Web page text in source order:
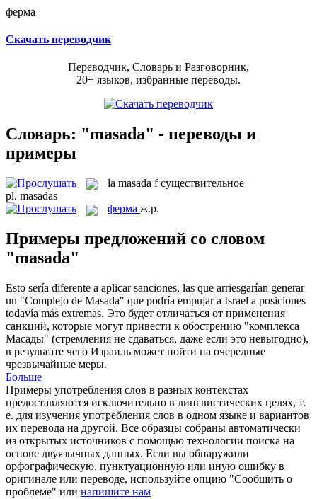
ферма
Скачать переводчик
Переводчик, Словарь и Разговорник,
20+ языков, избранные переводы.
Словарь: "masada" - переводы и
примеры
la masada f существительное
pl. masadas
ферма ж.р.
Примеры предложений со словом
"masada"
Esto sería diferente a aplicar sanciones, las que arriesgarían generar
un "Complejo de Masada" que podría empujar a Israel a posiciones
todavía más extremas. Это будет отличаться от применения
санкций, которые могут привести к обострению "комплекса
Масады" (стремления не сдаваться, даже если это невыгодно),
в результате чего Израиль может пойти на очередные
чрезвычайные меры.
Больше
Примеры употребления слов в разных контекстах
предоставляются исключительно в лингвистических целях, т.
е. для изучения употребления слов в одном языке и вариантов
их перевода на другой. Все образцы собраны автоматически
из открытых источников с помощью технологии поиска на
основе двуязычных данных. Если вы обнаружили
орфографическую, пунктуационную или иную ошибку в
оригинале или переводе, используйте опцию "Сообщить о
проблеме" или напишите нам